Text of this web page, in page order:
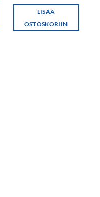
LISÄÄ
OSTOSKORIIN